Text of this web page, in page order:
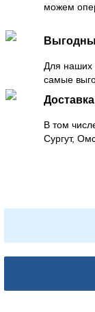
можем
Для наших
самые
В том
Сургут,